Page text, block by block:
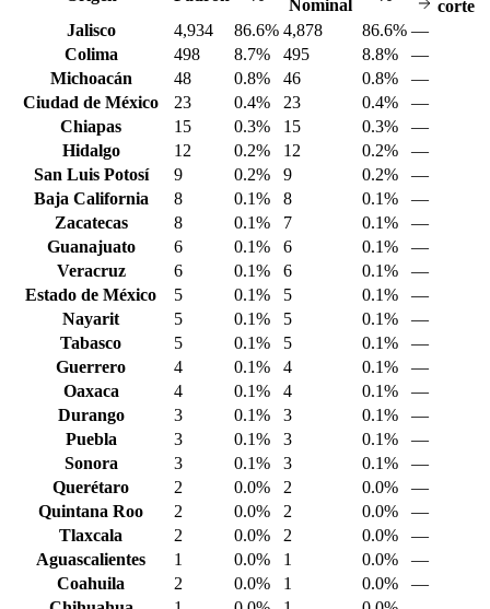
Nominal
corte
Jalisco
4,934 86.6% 4,878 86.6% —
Colima
498 8.7% 495 8.8%
—
Michoacán
48 0.8% 46 0.8%
—
Ciudad de México
23 0.4% 23 0.4%
—
Chiapas
15 0.3% 15 0.3%
—
Hidalgo
12 0.2% 12 0.2%
—
San Luis Potosí
9 0.2% 9 0.2%
—
Baja California
8 0.1% 8 0.1%
—
Zacatecas
8 0.1% 7 0.1%
—
Guanajuato
6 0.1% 6 0.1%
—
Veracruz
6 0.1% 6 0.1%
—
Estado de México
5 0.1% 5 0.1%
—
Nayarit
5 0.1% 5 0.1%
—
Tabasco
5 0.1% 5 0.1%
—
Guerrero
4 0.1% 4 0.1%
—
Oaxaca
4 0.1% 4 0.1%
—
Durango
3 0.1% 3 0.1%
—
Puebla
3 0.1% 3 0.1%
—
Sonora
3 0.1% 3 0.1%
—
Querétaro
2 0.0% 2 0.0%
—
Quintana Roo
2 0.0% 2 0.0%
—
Tlaxcala
2 0.0% 2 0.0%
—
Aguascalientes
1 0.0% 1 0.0%
—
Coahuila
2 0.0% 1 0.0%
—